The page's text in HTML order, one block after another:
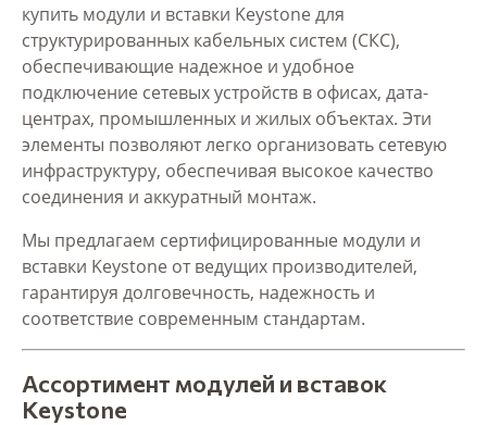
купить модули и вставки Keystone для
структурированных кабельных систем (СКС),
обеспечивающие надежное и удобное
подключение сетевых устройств в офисах, дата-
центрах, промышленных и жилых объектах. Эти
элементы позволяют легко организовать сетевую
инфраструктуру, обеспечивая высокое качество
соединения и аккуратный монтаж.
Мы предлагаем сертифицированные модули и
вставки Keystone от ведущих производителей,
гарантируя долговечность, надежность и
соответствие современным стандартам.
Ассортимент модулей и вставок
Keystone